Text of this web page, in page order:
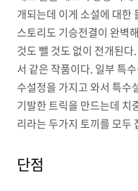
개되는데 이게 소설에 대한
스토리도 기승전결이 완벽
것도 뺄 것도 없이 전개된
서 같은 작품이다. 일부 특
수설정을 가지고 와서 특수
기발한 트릭을 만드는데 치
리라는 두가지 토끼를 모두
단점